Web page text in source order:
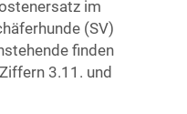
im
(SV)
finden
3.11. und